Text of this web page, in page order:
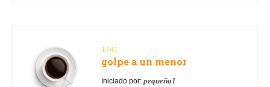
1741
golpe a un menor
Iniciado por: pequeña1